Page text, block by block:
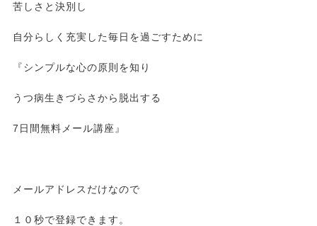
苦しさと決別し
自分らしく充実した毎日を過ごすために
『シンプルな心の原則を知り
うつ病生きづらさから脱出する
7日間無料メール講座』
メールアドレスだけなので
１０秒で登録できます。